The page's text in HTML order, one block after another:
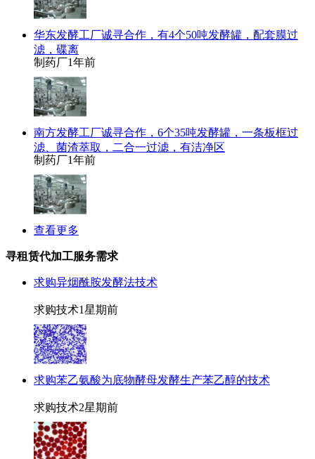
华东发酵工厂诚寻合作，有4个50吨发酵罐，配套膜过
滤，碟离
制药厂1年前
南方发酵工厂诚寻合作，6个35吨发酵罐，一条板框过
滤、菌渣萃取，二合一过滤，有洁净区
制药厂1年前
查看更多
寻租赁代加工服务需求
求购异烟酰胺发酵法技术
求购技术1星期前
求购苯乙氨酸为底物酵母发酵生产苯乙醇的技术
求购技术2星期前